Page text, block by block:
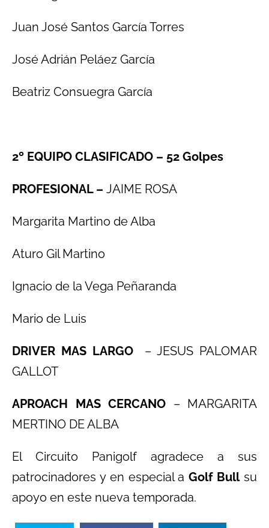
Juan José Santos García Torres
José Adrián Peláez García
Beatriz Consuegra García
2º EQUIPO CLASIFICADO – 52 Golpes
PROFESIONAL– JAIME ROSA
Margarita Martino de Alba
Aturo Gil Martino
Ignacio de la Vega Peñaranda
Mario de Luis
DRIVER MAS LARGO– JESUS PALOMAR
GALLOT
APROACH MAS CERCANO – MARGARITA
MERTINO DE ALBA
El Circuito Panigolf agradece a sus
patrocinadores y en especial aGolf Bullsu
apoyo en este nueva temporada.